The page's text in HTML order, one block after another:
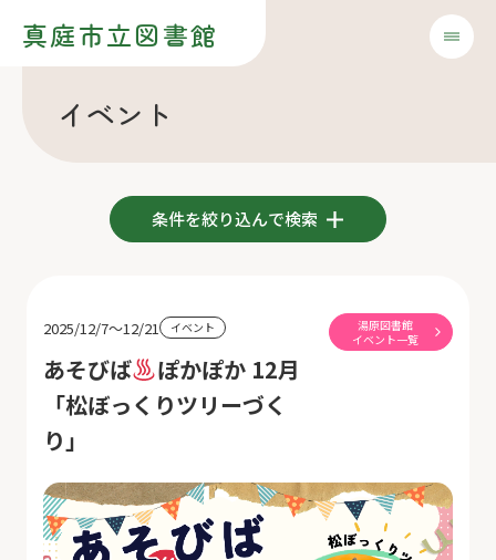
真庭市立図書館
イベント
条件を絞り込んで検索
2025/12/7～12/21 イベント
あそびば
ぽかぽか 12月
「松ぼっくりツリーづく
り」
湯原図書館
イベント一覧